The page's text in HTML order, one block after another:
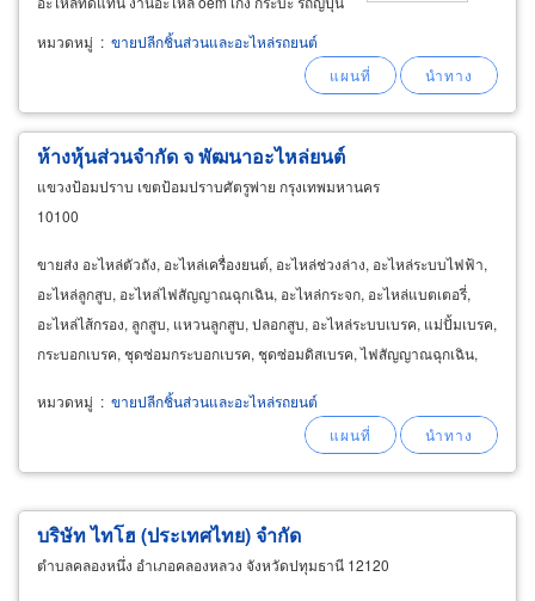
toyota, honda, isuzu, mitsubishi, nissan,
mazda, suzuki จัดส่งอะไหล่รถ ขายส่งน้ำมันเครื่อง
หมวดหมู่ : ขายปลีกชิ้นส่วนและอะไหล่รถยนต์
ห้างหุ้นส่วนจำกัด จ พัฒนาอะไหล่ยนต์
แขวงป้อมปราบ เขตป้อมปราบศัตรูพ่าย กรุงเทพมหานคร
10100
ขายส่ง อะไหล่ตัวถัง, อะไหล่เครื่องยนต์, อะไหล่ช่วงล่าง, อะไหล่ระบบไฟฟ้า,
อะไหล่ลูกสูบ, อะไหล่ไฟสัญญาณฉุกเฉิน, อะไหล่กระจก, อะไหล่แบตเตอรี่,
อะไหล่ไส้กรอง, ลูกสูบ, แหวนลูกสูบ, ปลอกสูบ, อะไหล่ระบบเบรค, แม่ปั้มเบรค,
กระบอกเบรค, ชุดซ่อมกระบอกเบรค, ชุดซ่อมดิสเบรค, ไฟสัญญาณฉุกเฉิน,
หมวดหมู่ : ขายปลีกชิ้นส่วนและอะไหล่รถยนต์
บริษัท ไทโฮ (ประเทศไทย) จำกัด
ตำบลคลองหนึ่ง อำเภอคลองหลวง จังหวัดปทุมธานี 12120